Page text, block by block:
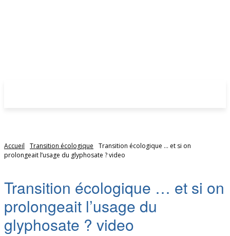
Accueil Transition écologique
Transition écologique ... et si on
prolongeait l’usage du glyphosate ? video
Transition écologique … et si on
prolongeait l’usage du
glyphosate ? video